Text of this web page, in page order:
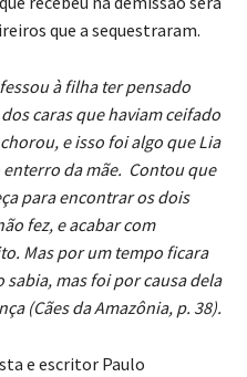
que a sequestraram.
à filha ter pensado
caras que haviam ceifado
e isso foi algo que Lia
da mãe. Contou que
para encontrar os dois
fez, e acabar com
Mas por um tempo ficara
sabia, mas foi por causa dela
(Cães da Amazônia, p. 38).
e escritor Paulo